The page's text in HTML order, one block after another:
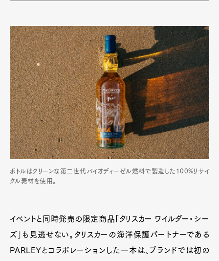
ボトルはクリーンな第二世代バイオディーゼル燃料で製造した100%リサイ
クル素材を使用。
イベントと同時発売の限定商品「タリスカー ワイルダー・シー
ズ」も見逃せない。タリスカーの海洋保護パートナーである
PARLEYとコラボレーションした一本は、ブランドでは初の